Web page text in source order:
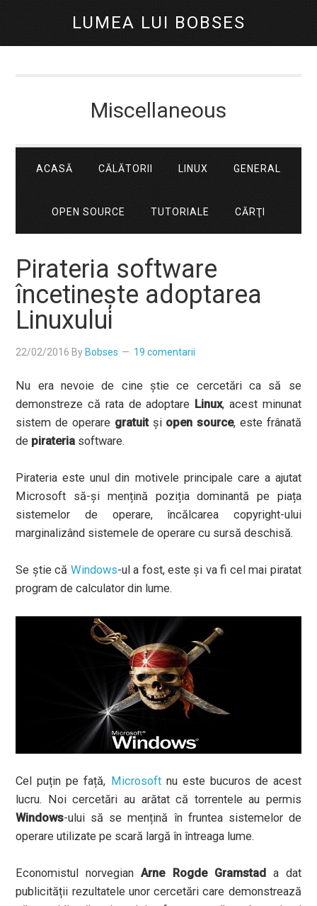
LUMEA LUI BOBSES
Miscellaneous
ACASĂ CĂLĂTORII LINUX GENERAL
OPEN SOURCE TUTORIALE CĂRŢI
Pirateria software
încetinește adoptarea
Linuxului
22/02/2016 By Bobses 19 comentarii
Nu era nevoie de cine știe ce cercetări ca să se
demonstreze că rata de adoptare Linux, acest minunat
sistem de operare gratuitși open source, este frânată
de pirateria software.
Pirateria este unul din motivele principale care a ajutat
Microsoft să-și mențină poziția dominantă pe piața
sistemelor de operare, încălcarea copyright-ului
marginalizând sistemele de operare cu sursă deschisă.
Se știe că Windows-ul a fost, este și va fi cel mai piratat
program de calculator din lume.
Cel puțin pe față, Microsoftnu este bucuros de acest
lucru. Noi cercetări au arătat că torrentele au permis
Windows-ului să se mențină în fruntea sistemelor de
operare utilizate pe scară largă în întreaga lume.
Economistul norvegianArne Rogde Gramstada dat
publicității rezultatele unor cercetări care demonstrează